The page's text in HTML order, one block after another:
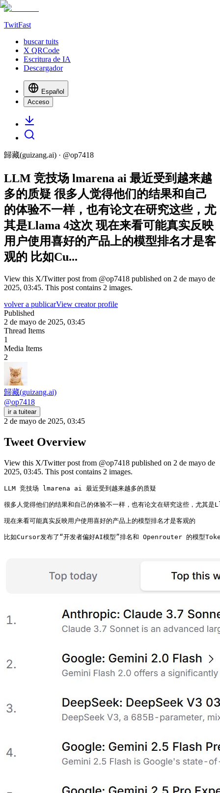
TwitFast
buscar tuits
X QRCode
Escritura de IA
Descargador
Español
Acceso
歸藏(guizang.ai) · @op7418
LLM 竞技场 lmarena ai 最近受到越来越
多的质疑 很多人觉得他们的结果和自己
的体验不一样，也有论文在研究这些，尤
其是Llama 4这次 现在来看可能真实反映
用户使用喜好的产品上的模型排名才是客
观的 比如Cu...
View this X/Twitter post from @op7418 published on 2 de mayo de
2025, 03:45. This post contains 2 images.
volver a publicarView creator profile
Published
2 de mayo de 2025, 03:45
Thread Items
1
Media Items
2
歸藏(guizang.ai)
@op7418
ir a tuitear
2 de mayo de 2025, 03:45
Tweet Overview
View this X/Twitter post from @op7418 published on 2 de mayo de
2025, 03:45. This post contains 2 images.
LLM 竞技场 lmarena ai 最近受到越来越多的质疑
很多人觉得他们的结果和自己的体验不一样，也有论文在研究这些，尤其
现在来看可能真实反映用户使用喜好的产品上的模型排名才是客观的
比如Cursor发布了“开发者偏好AI模型”排名和 Openrouter 的模型